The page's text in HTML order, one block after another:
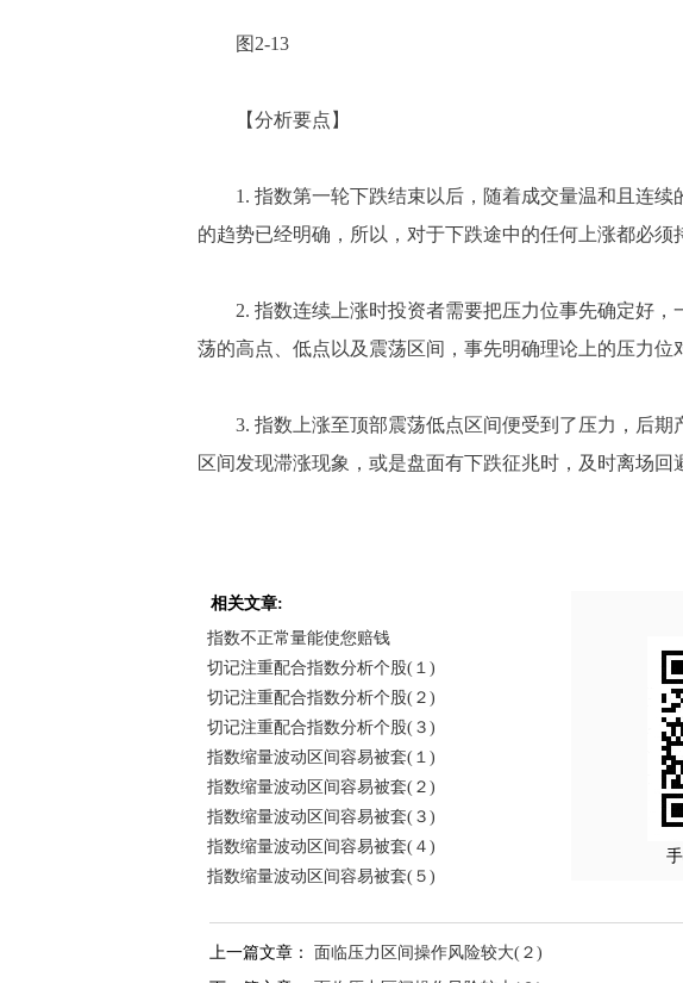
图2-13
【分析要点】
1. 指数第一轮下跌结束以后，随着成交量温和且连续
的趋势已经明确，所以，对于下跌途中的任何上涨都必须
2. 指数连续上涨时投资者需要把压力位事先确定好，
荡的高点、低点以及震荡区间，事先明确理论上的压力位
3. 指数上涨至顶部震荡低点区间便受到了压力，后期
区间发现滞涨现象，或是盘面有下跌征兆时，及时离场回
相关文章:
指数不正常量能使您赔钱
切记注重配合指数分析个股(１)
切记注重配合指数分析个股(２)
切记注重配合指数分析个股(３)
指数缩量波动区间容易被套(１)
指数缩量波动区间容易被套(２)
指数缩量波动区间容易被套(３)
指数缩量波动区间容易被套(４)
指数缩量波动区间容易被套(５)
上一篇文章： 面临压力区间操作风险较大(２)